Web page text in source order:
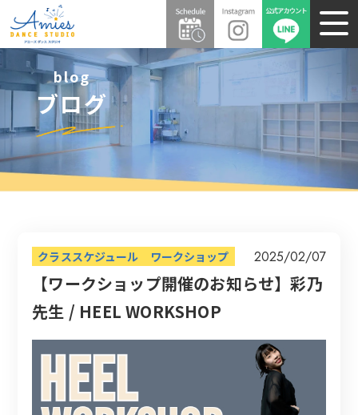
blog
ブログ
クラススケジュール ワークショップ 2025/02/07
【ワークショップ開催のお知らせ】彩乃
先生 / HEEL WORKSHOP